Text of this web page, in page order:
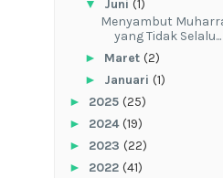
▼ Juni (1)
Menyambut
yang Tidak Selalu...
► Maret (2)
► Januari (1)
► 2025 (25)
► 2024(19)
► 2023 (22)
► 2022 (41)